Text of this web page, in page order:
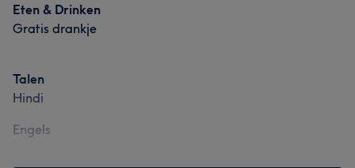
Eten & Drinken
Gratis drankje
Talen
Hindi
Engels